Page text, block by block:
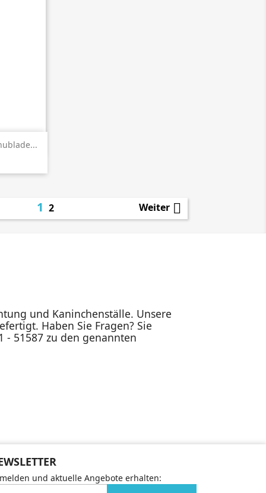
1 2 Weiter 
und Kaninchenställe. Unsere
Haben Sie Fragen? Sie
- 51587 zu den genannten
und aktuelle Angebote erhalten: